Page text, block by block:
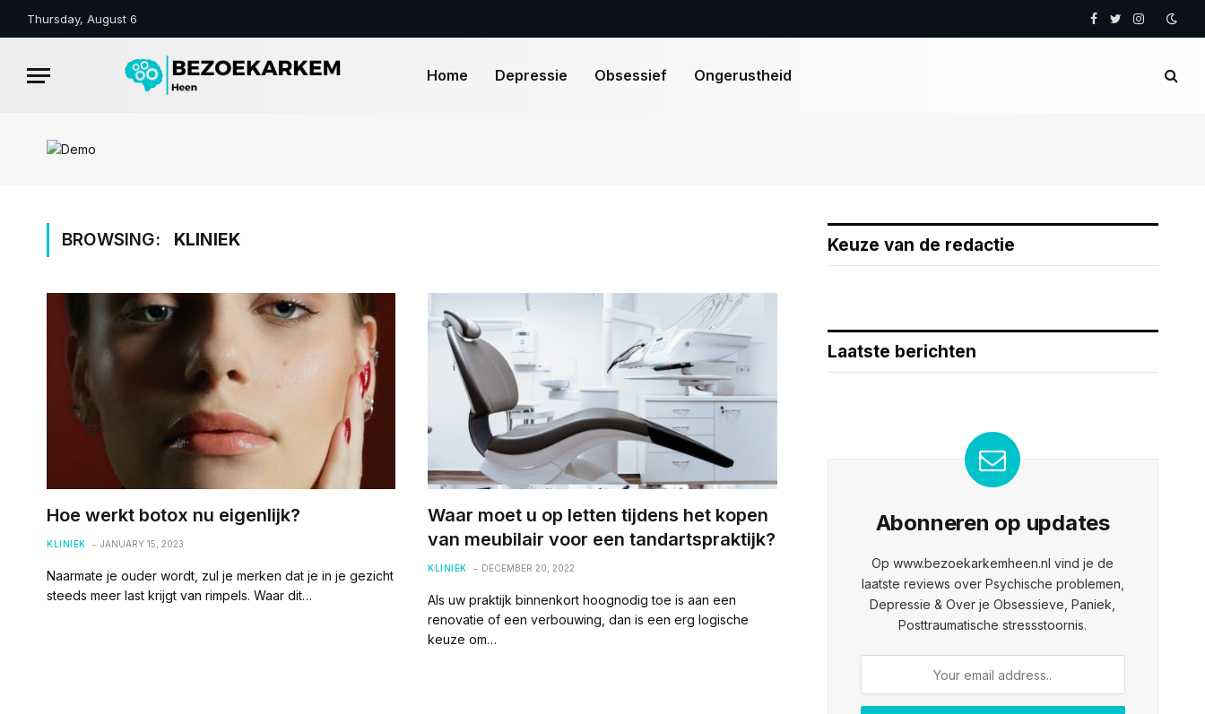
Thursday, August 6
Facebook
TwitterInstagram
Home Depressie Obsessief Ongerustheid
BROWSING: KLINIEK
Hoe werkt botox nu eigenlijk?
KLINIEK JANUARY 15, 2023
Naarmate je ouder wordt, zul je merken dat je in je gezicht
steeds meer last krijgt van rimpels. Waar dit…
Waar moet u op letten tijdens het kopen
van meubilair voor een tandartspraktijk?
KLINIEK DECEMBER 20, 2022
Als uw praktijk binnenkort hoognodig toe is aan een
renovatie of een verbouwing, dan is een erg logische
keuze om…
Keuze van de redactie
Laatste berichten
Abonneren op updates
Op www.bezoekarkemheen.nl vind je de
laatste reviews over Psychische problemen,
Depressie & Over je Obsessieve, Paniek,
Posttraumatische stressstoornis.